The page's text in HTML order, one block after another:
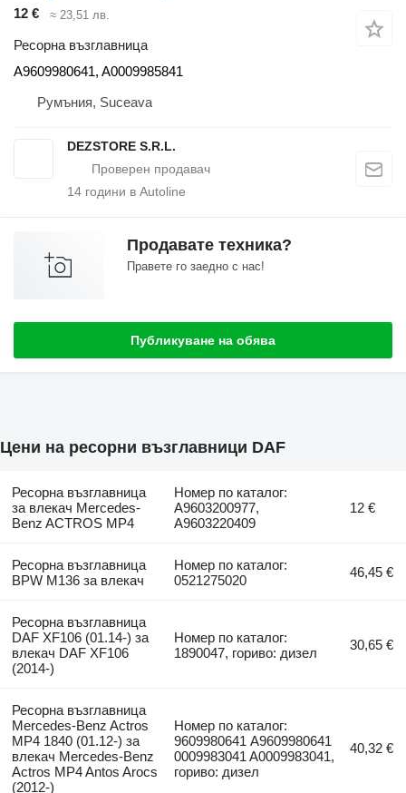
12 € ≈ 23,51 лв.
Ресорна възглавница
A9609980641, A0009985841
Румъния, Suceava
DEZSTORE S.R.L.
14 години в Autoline
Продавате техника?
Правете го заедно с нас!
Публикуване на обява
Цени на ресорни възглавници DAF
Ресорна възглавница
за влекач Mercedes-
Benz ACTROS MP4
Номер по каталог:
A9603200977,
A9603220409
12 €
Ресорна възглавница
BPW M136 за влекач
Номер по каталог:
0521275020
46,45 €
Ресорна възглавница
DAF XF106 (01.14-) за
влекач DAF XF106
(2014-)
Номер по каталог:
1890047, гориво: дизел
30,65 €
Ресорна възглавница
Mercedes-Benz Actros
MP4 1840 (01.12-) за
влекач Mercedes-Benz
Actros MP4 Antos Arocs
(2012-)
Номер по каталог:
9609980641 A9609980641
0009983041 A0009983041,
гориво: дизел
40,32 €